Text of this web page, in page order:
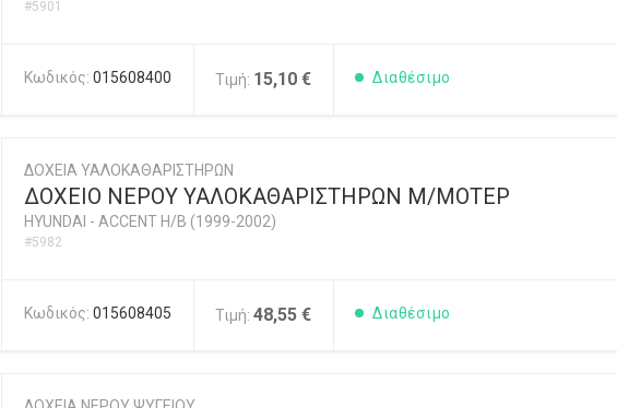
#5901
Κωδικός: 015608400 Τιμή: 15,10 € Διαθέσιμο
ΔΟΧΕΙΑ ΥΑΛΟΚΑΘΑΡΙΣΤΗΡΩΝ
ΔΟΧΕΙΟ ΝΕΡΟΥ ΥΑΛΟΚΑΘΑΡΙΣΤΗΡΩΝ Μ/ΜΟΤΕΡ
HYUNDAI - ACCENT H/B (1999-2002)
#5982
Κωδικός: 015608405 Τιμή: 48,55 € Διαθέσιμο